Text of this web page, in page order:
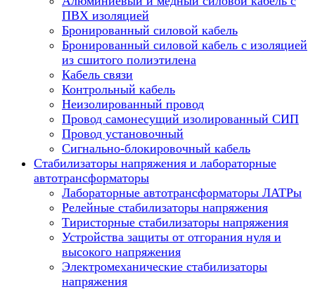
ПВХ изоляцией
Бронированный силовой кабель
Бронированный силовой кабель с изоляцией
из сшитого полиэтилена
Кабель связи
Контрольный кабель
Неизолированный провод
Провод самонесущий изолированный СИП
Провод установочный
Сигнально-блокировочный кабель
Стабилизаторы напряжения и лабораторные
автотрансформаторы
Лабораторные автотрансформаторы ЛАТРы
Релейные стабилизаторы напряжения
Тиристорные стабилизаторы напряжения
Устройства защиты от отгорания нуля и
высокого напряжения
Электромеханические стабилизаторы
напряжения